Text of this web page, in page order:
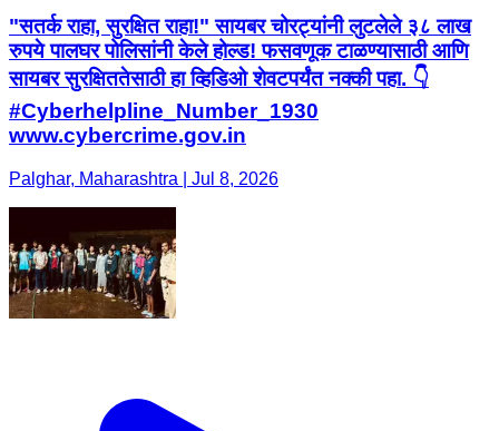
"सतर्क राहा, सुरक्षित राहा!" सायबर चोरट्यांनी लुटलेले ३८ लाख
रुपये पालघर पोलिसांनी केले होल्ड! फसवणूक टाळण्यासाठी आणि
सायबर सुरक्षिततेसाठी हा व्हिडिओ शेवटपर्यंत नक्की पहा. 👇
#Cyberhelpline_Number_1930
www.cybercrime.gov.in
Palghar, Maharashtra | Jul 8, 2026